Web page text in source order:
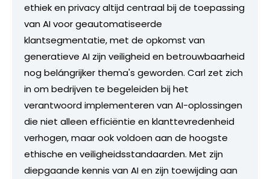
ethiek en privacy altijd centraal bij de toepassing
van AI voor geautomatiseerde
klantsegmentatie, met de opkomst van
generatieve AI zijn veiligheid en betrouwbaarheid
nog belángrijker thema's geworden. Carl zet zich
in om bedrijven te begeleiden bij het
verantwoord implementeren van AI-oplossingen
die niet alleen efficiëntie en klanttevredenheid
verhogen, maar ook voldoen aan de hoogste
ethische en veiligheidsstandaarden. Met zijn
diepgaande kennis van AI en zijn toewijding aan